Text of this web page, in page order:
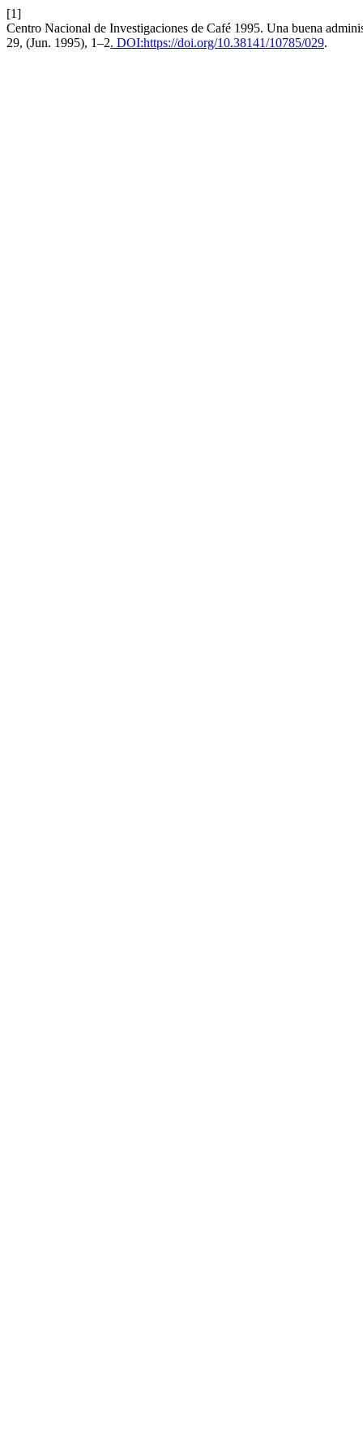
[1]
Centro Nacional de Investigaciones de Café 1995. Una buena
29, (Jun. 1995), 1–2. DOI:https://doi.org/10.38141/10785/029.